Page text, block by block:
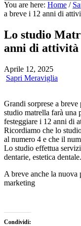
You are here: Home /
a breve i 12 anni di
Lo studio
anni di attività
Aprile 12, 2025
Sapri Meraviglia
Grandi sorprese a
studio matrella farà una
festeggiare i 12 anni di
Ricordiamo che lo
al numero 4 e che il
Lo studio effettua
dentarie, estetica dentale.
A breve anche la nuova
marketing
Condividi: